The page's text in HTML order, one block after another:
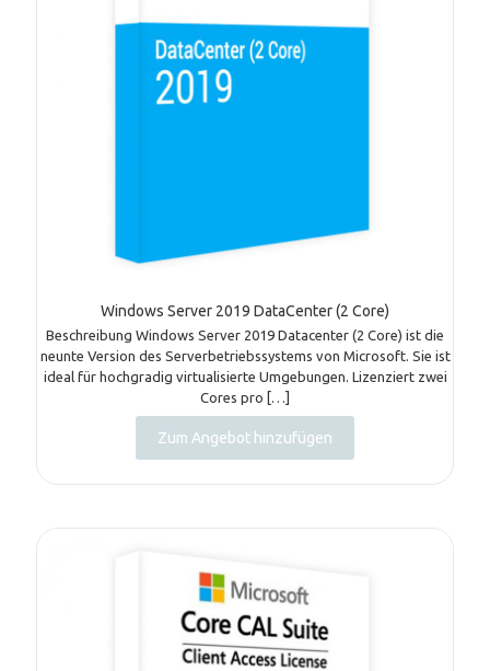
Windows Server 2019 DataCenter (2 Core)
Beschreibung Windows Server 2019 Datacenter (2 Core) ist die
neunte Version des Serverbetriebssystems von Microsoft. Sie ist
ideal für hochgradig virtualisierte Umgebungen. Lizenziert zwei
Cores pro […]
Zum Angebot hinzufügen